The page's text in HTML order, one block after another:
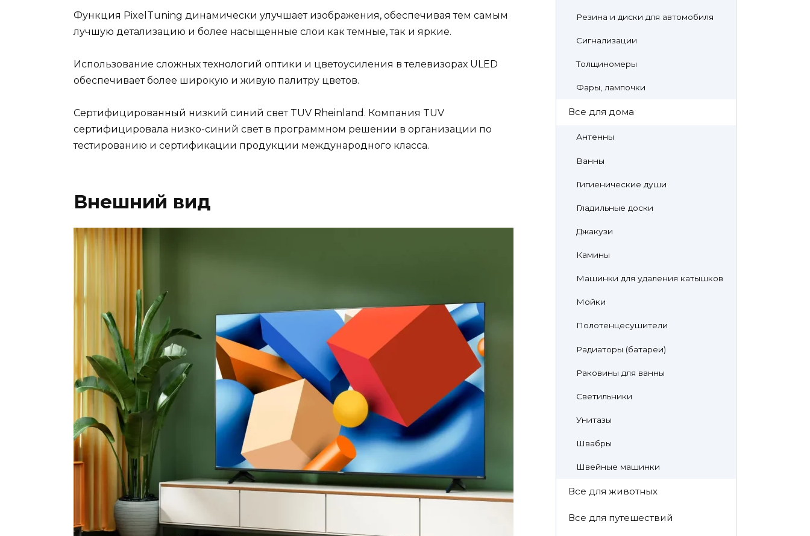
Функция PixelTuning динамически улучшает изображения, обеспечивая тем самым
лучшую детализацию и более насыщенные слои как темные, так и яркие.
Использование сложных технологий оптики и цветоусиления в телевизорах ULED
обеспечивает более широкую и живую палитру цветов.
Сертифицированный низкий синий свет TUV Rheinland. Компания TUV
сертифицировала низко-синий свет в программном решении в организации по
тестированию и сертификации продукции международного класса.
Внешний вид
Резина и диски для автомобиля
Сигнализации
Толщиномеры
Фары, лампочки
Все для дома
Антенны
Ванны
Гигиенические души
Гладильные доски
Джакузи
Камины
Машинки для удаления катышков
Мойки
Полотенцесушители
Радиаторы (батареи)
Раковины для ванны
Светильники
Унитазы
Швабры
Швейные машинки
Все для животных
Все для путешествий